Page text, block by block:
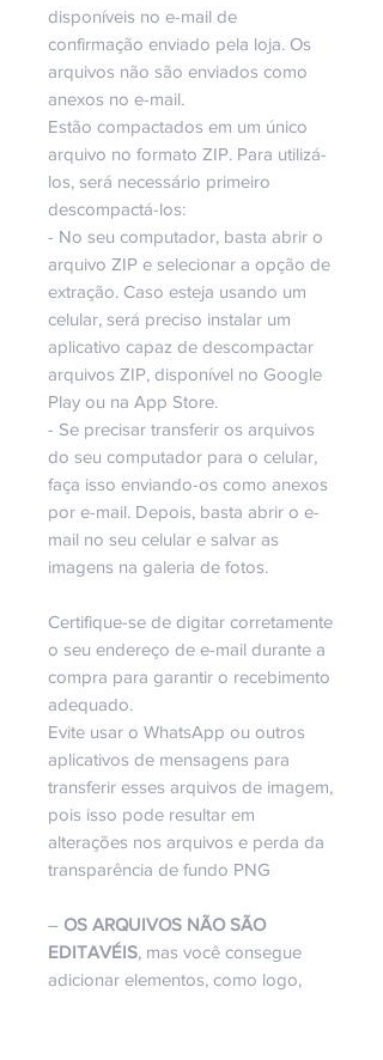
disponíveis no e-mail de
confirmação enviado pela loja. Os
arquivos não são enviados como
anexos no e-mail.
Estão compactados em um único
arquivo no formato ZIP. Para utilizá-
los, será necessário primeiro
descompactá-los:
- No seu computador, basta abrir o
arquivo ZIP e selecionar a opção de
extração. Caso esteja usando um
celular, será preciso instalar um
aplicativo capaz de descompactar
arquivos ZIP, disponível no Google
Play ou na App Store.
- Se precisar transferir os arquivos
do seu computador para o celular,
faça isso enviando-os como anexos
por e-mail. Depois, basta abrir o e-
mail no seu celular e salvar as
imagens na galeria de fotos.
Certifique-se de digitar corretamente
o seu endereço de e-mail durante a
compra para garantir o recebimento
adequado.
Evite usar o WhatsApp ou outros
aplicativos de mensagens para
transferir esses arquivos de imagem,
pois isso pode resultar em
alterações nos arquivos e perda da
transparência de fundo PNG
– OS ARQUIVOS NÃO SÃO
EDITAVÉIS, mas você consegue
adicionar elementos, como logo,